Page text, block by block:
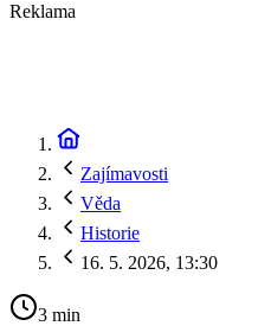
Reklama
Zajímavosti
Věda
Historie
16. 5. 2026, 13:30
3 min